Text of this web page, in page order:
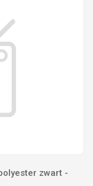
zwart -